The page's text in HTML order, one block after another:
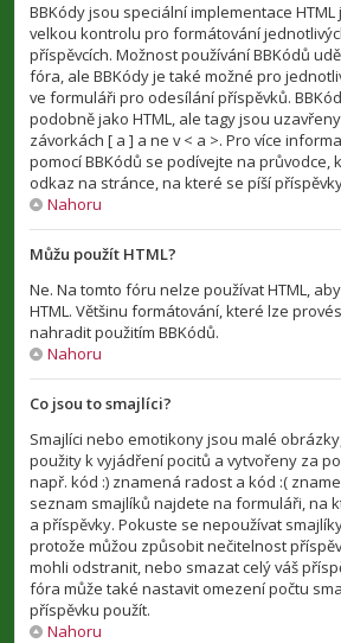
BBKódy jsou speciální implementace
velkou kontrolu pro formátování
příspěvcích. Možnost používání BBKódů
fóra, ale BBKódy je také možné pro
ve formuláři pro odesílání příspěvků.
podobně jako HTML, ale tagy jsou
závorkách [ a ] a ne v < a >. Pro více
pomocí BBKódů se podívejte na průvodce,
odkaz na stránce, na které se píší
Nahoru
Můžu použít HTML?
Ne. Na tomto fóru nelze používat HTML,
HTML. Většinu formátování, které lze
nahradit použitím BBKódů.
Nahoru
Co jsou to smajlíci?
Smajlíci nebo emotikony jsou malé
použity k vyjádření pocitů a vytvořeny za
např. kód :) znamená radost a kód :(
seznam smajlíků najdete na formuláři, na
a příspěvky. Pokuste se nepoužívat
protože můžou způsobit nečitelnost
mohli odstranit, nebo smazat celý váš
fóra může také nastavit omezení počtu
příspěvku použít.
Nahoru